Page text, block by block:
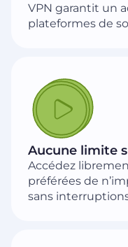
VPN garantit un
plateformes de
Aucune limite
Accédez
préférées de
sans